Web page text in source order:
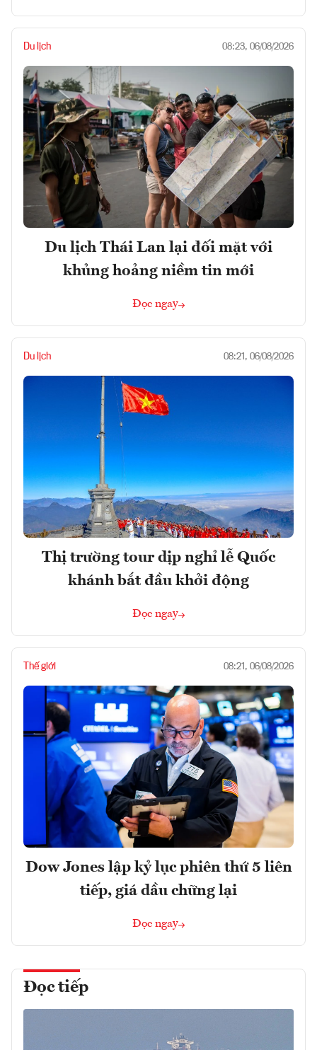
Du lịch 08:23, 06/08/2026
Du lịch Thái Lan lại đối mặt với
khủng hoảng niềm tin mới
Đọc ngay
Du lịch 08:21, 06/08/2026
Thị trường tour dịp nghỉ lễ Quốc
khánh bắt đầu khởi động
Đọc ngay
Thế giới 08:21, 06/08/2026
Dow Jones lập kỷ lục phiên thứ 5 liên
tiếp, giá dầu chững lại
Đọc ngay
Đọc tiếp